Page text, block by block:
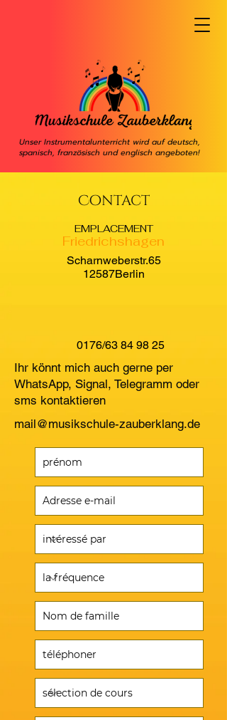
Unser Instrumentalunterricht wird auf deutsch,
spanisch, französisch und englisch angeboten!
Contact
EMPLACEMENT
Friedrichshagen
Scharnweberstr.65
12587Berlin
0176/63 84 98 25
Ihr könnt mich auch gerne per
WhatsApp, Signal, Telegramm oder
sms kontaktieren
mail@musikschule-zauberklang.de